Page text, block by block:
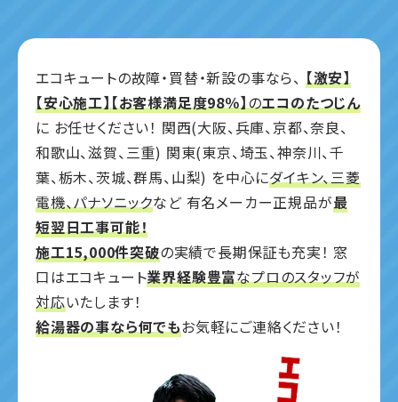
エコキュートの故障・買替・新設の事なら、 【激安】
【安心施工】【お客様満足度98％】のエコのたつじん
に お任せください！ 関西(大阪、兵庫、京都、奈良、
和歌山、滋賀、三重) 関東(東京、埼玉、神奈川、千
葉、栃木、茨城、群馬、山梨) を中心にダイキン、三菱
電機、パナソニックなど有名メーカー正規品が最
短翌日工事可能！
施工15,000件突破の実績で長期保証も充実！ 窓
口はエコキュート業界経験豊富なプロのスタッフが
対応いたします！
給湯器の事なら何でもお気軽にご連絡ください！